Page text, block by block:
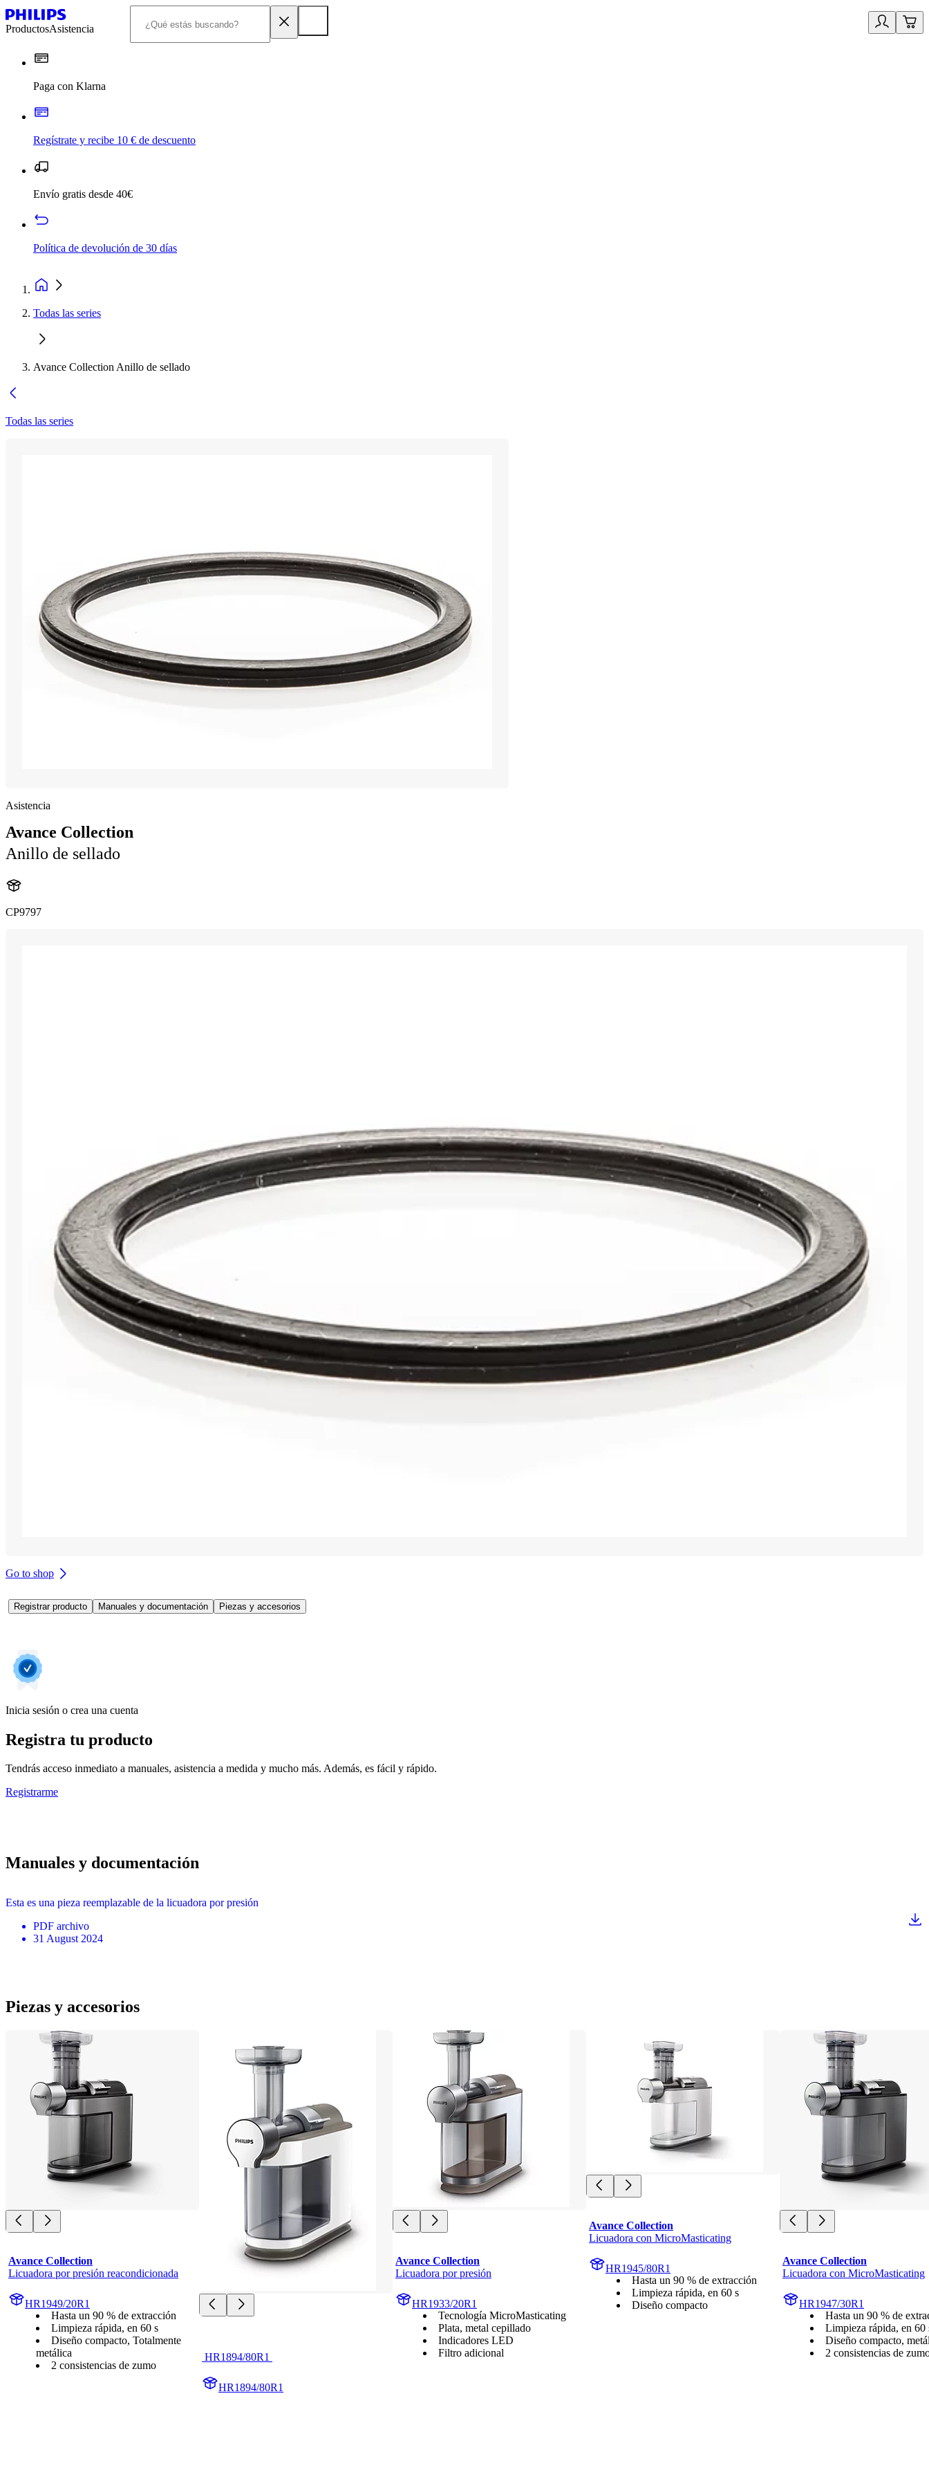
ProductosAsistencia
Paga con Klarna
Regístrate y recibe 10 € de descuento
Envío gratis desde 40€
Política de devolución de 30 días
Todas las series
Avance Collection Anillo de sellado
Todas las series
Asistencia
Avance Collection
Anillo de sellado
CP9797
Go to shop
Registrar producto Manuales y documentación Piezas y accesorios
Inicia sesión o crea una cuenta
Registra tu producto
Tendrás acceso inmediato a manuales, asistencia a medida y mucho más. Además, es fácil y rápido.
Registrarme
Manuales y documentación
Esta es una pieza reemplazable de la licuadora por presión
PDF archivo
31 August 2024
Piezas y accesorios
Avance Collection
Licuadora por presión reacondicionada
HR1949/20R1
Hasta un 90 % de extracción
Limpieza rápida, en 60 s
Diseño compacto, Totalmente
metálica
2 consistencias de zumo
HR1894/80R1
HR1894/80R1
Avance Collection
Licuadora por presión
HR1933/20R1
Tecnología MicroMasticating
Plata, metal cepillado
Indicadores LED
Filtro adicional
Avance Collection
Licuadora con MicroMasticating
HR1945/80R1
Hasta un 90 % de extracción
Limpieza rápida, en 60 s
Diseño compacto
Avance Collection
Licuadora con MicroMasticating
HR1947/30R1
Hasta un 90 % de
Limpieza rápida, en 60
Diseño compacto,
2 consistencias de